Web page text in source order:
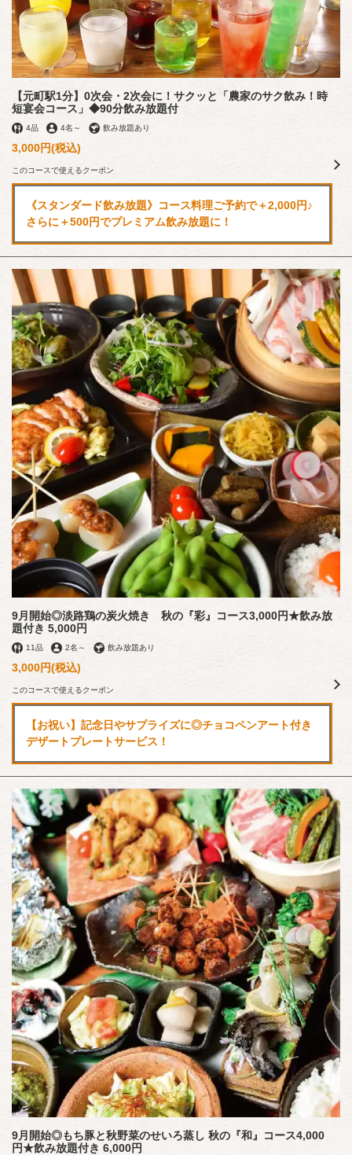
【元町駅1分】0次会・2次会に！サクッと「農家のサク飲み！時
短宴会コース」◆90分飲み放題付
4品 4名 ～ 飲み放題あり
3,000円(税込)
このコースで使えるクーポン
《スタンダード飲み放題》コース料理ご予約で＋2,000円♪
さらに＋500円でプレミアム飲み放題に！
9月開始◎淡路鶏の炭火焼き 秋の『彩』コース3,000円★飲み放
題付き 5,000円
11品 2名 ～ 飲み放題あり
3,000円(税込)
このコースで使えるクーポン
【お祝い】記念日やサプライズに◎チョコペンアート付き
デザートプレートサービス！
9月開始◎もち豚と秋野菜のせいろ蒸し 秋の『和』コース4,000
円★飲み放題付き 6,000円
コース | ベジタブルダイニング農家 元町
兵庫県神戸市中央区北長狭通４-2-17
https://vegetablediningnouka.owst.jp/courses
お店情報をコピー
閉じる